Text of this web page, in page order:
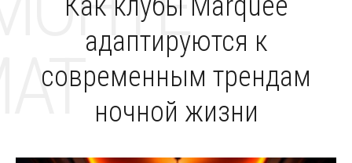
адаптируются к
современным трендам
ночной жизни